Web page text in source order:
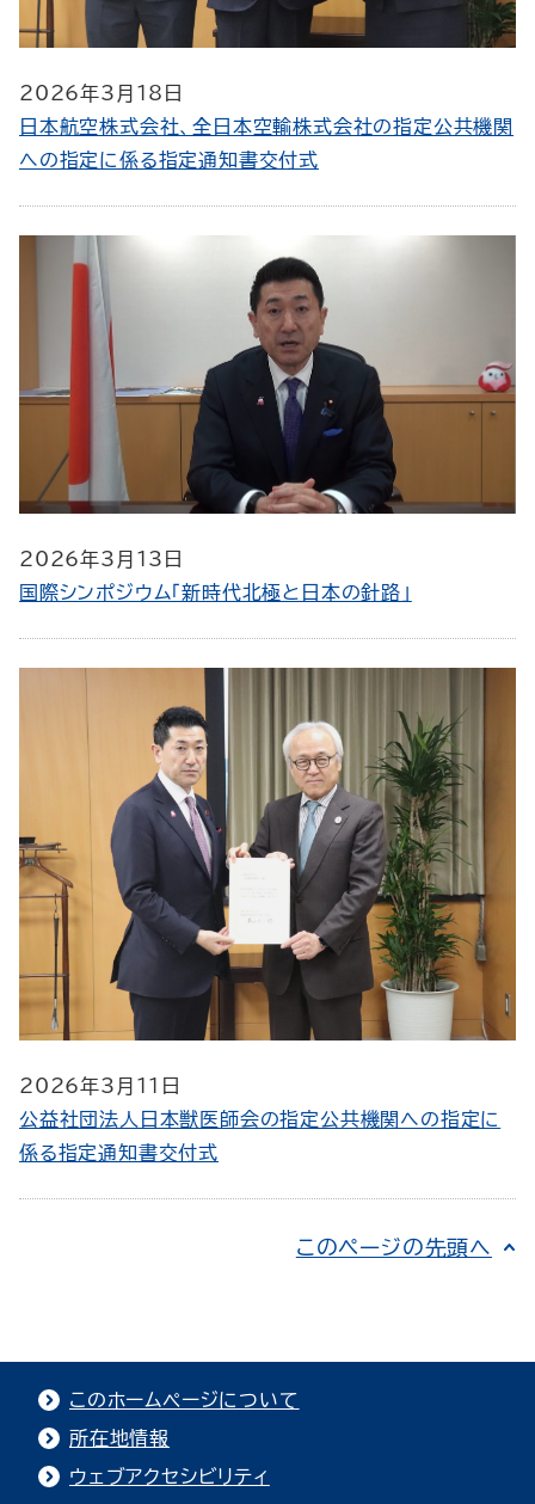
2026年3月18日
日本航空株式会社、全日本空輸株式会社の指定公共機関
への指定に係る指定通知書交付式
2026年3月13日
国際シンポジウム「新時代北極と日本の針路」
2026年3月11日
公益社団法人日本獣医師会の指定公共機関への指定に
係る指定通知書交付式
このページの先頭へ
このホームページについて
所在地情報
ウェブアクセシビリティ